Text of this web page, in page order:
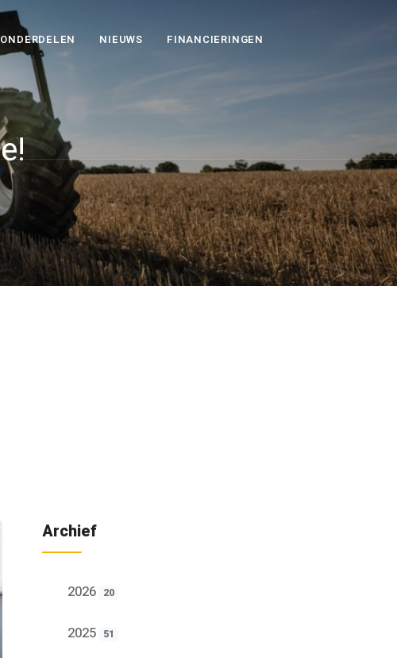
ONDERDELEN NIEUWS FINANCIERINGEN
Archief
2026 20
2025 51